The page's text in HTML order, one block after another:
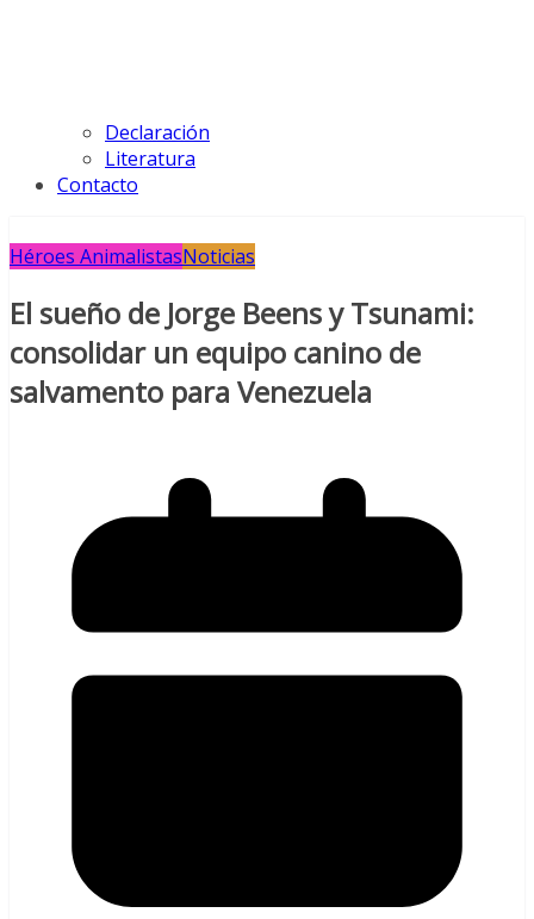
Declaración
Literatura
Contacto
Héroes AnimalistasNoticias
El sueño de Jorge Beens y Tsunami:
consolidar un equipo canino de
salvamento para Venezuela